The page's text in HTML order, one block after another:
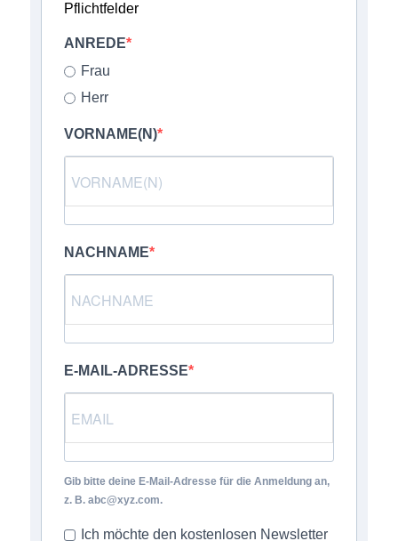
Pflichtfelder
ANREDE
Frau
Herr
VORNAME(N)
NACHNAME
E-MAIL-ADRESSE
Gib bitte deine E-Mail-Adresse für die Anmeldung an,
z. B. abc@xyz.com.
Ich möchte den kostenlosen Newsletter